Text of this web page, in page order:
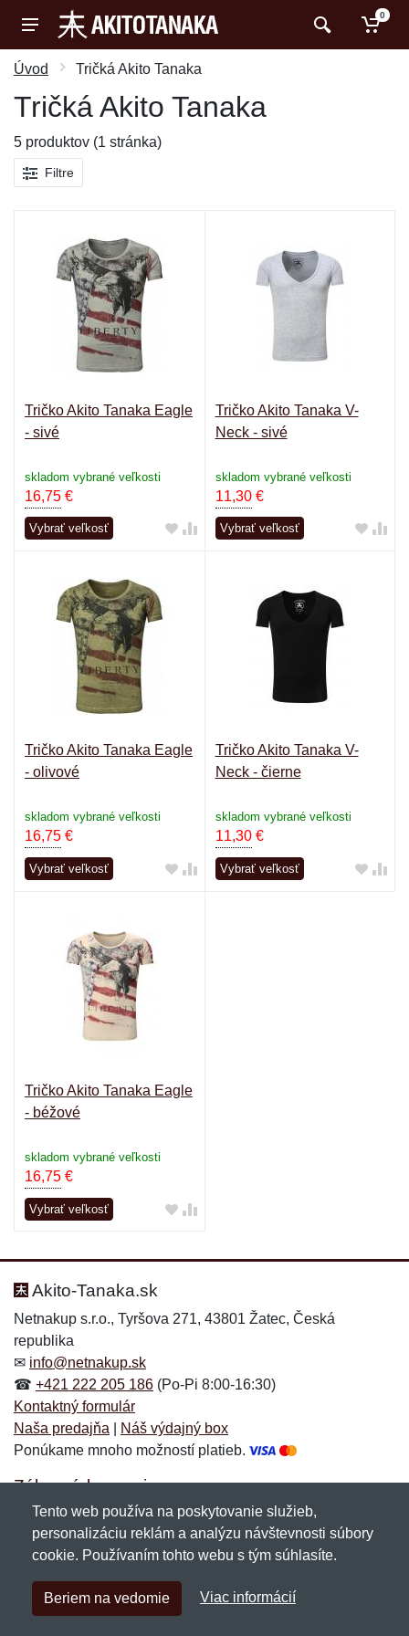
0
Úvod Tričká Akito Tanaka
Tričká Akito Tanaka
5 produktov (1 stránka)
Filtre
Tričko Akito Tanaka Eagle
- sivé
skladom vybrané veľkosti
16,75 €
Vybrať veľkosť
Tričko Akito Tanaka V-
Neck - sivé
skladom vybrané veľkosti
11,30€
Vybrať veľkosť
Tričko Akito Tanaka Eagle
- olivové
skladom vybrané veľkosti
16,75 €
Vybrať veľkosť
Tričko Akito Tanaka V-
Neck - čierne
skladom vybrané veľkosti
11,30€
Vybrať veľkosť
Tričko Akito Tanaka Eagle
- béžové
skladom vybrané veľkosti
16,75 €
Vybrať veľkosť
Akito-Tanaka.sk
Netnakup s.r.o., Tyršova 271, 43801 Žatec, Česká
republika
✉ info@netnakup.sk
☎ +421 222 205 186 (Po-Pi 8:00-16:30)
Kontaktný formulár
Naša predajňa
Náš výdajný box
Ponúkame mnoho možností platieb.
Zákaznícky servis
Novinky emailom
Copyright © 2007-2026 (19 rokov s vami)Netnakup.sk
NetIQ. Všetky práva vyhradené.
Tento web používa na poskytovanie služieb,
personalizáciu reklám a analýzu návštevnosti súbory
cookie. Používaním tohto webu s tým súhlasíte.
Beriem na vedomie Viac informácií